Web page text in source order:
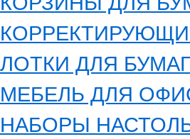
ЛОТКИ ДЛЯ
МЕБЕЛЬ ДЛЯ
НАБОРЫ